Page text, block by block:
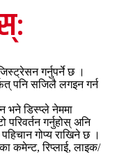
गर्नुपर्ने छ ।
पनि सजिलै लगइन गर्न
भने डिस्प्ले नेममा
गर्नुहोस् अनि
गोप्य राखिने छ ।
कमेन्ट, रिप्लाई, लाइक/